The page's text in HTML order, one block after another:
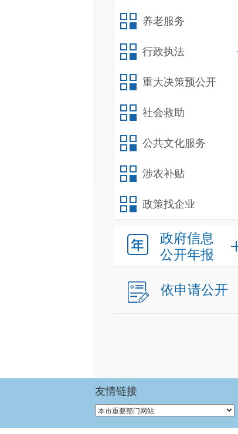
养老服务
行政执法
重大决策预公开
社会救助
公共文化服务
涉农补贴
政策找企业
政府信息
公开年报
依申请公开
友情链接